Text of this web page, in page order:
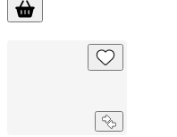
Bluecloud MiMo 5G/4G/3G/